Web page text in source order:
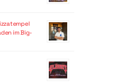
im Big-